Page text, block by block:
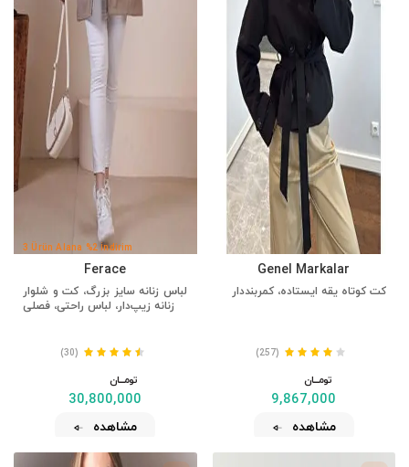
Genel Markalar
کت کوتاه یقه ایستاده، کمربنددار
(257)
تومــــــان
9,867,000
مشاهده
3 Ürün Alana %2 İndirim
Ferace
لباس زنانه سایز بزرگ، کت و شلوار
زنانه زیپ‌دار، لباس راحتی، فصلی
(30)
تومــــــان
30,800,000
مشاهده